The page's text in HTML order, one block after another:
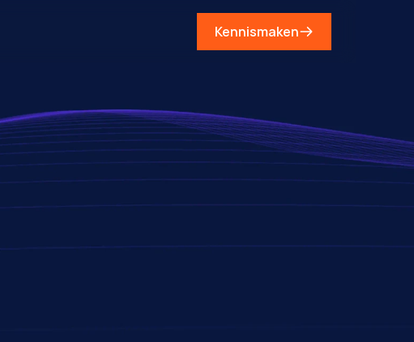
Kennismaken